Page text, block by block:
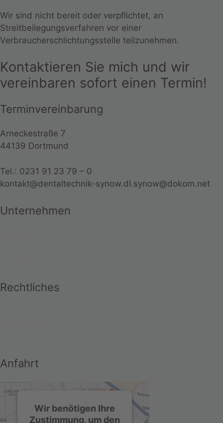
Wir sind nicht bereit oder verpflichtet, an
Streitbeilegungsverfahren vor einer
Verbraucherschlichtungsstelle teilzunehmen.
Kontaktieren Sie mich und wir
vereinbaren sofort einen Termin!
Terminvereinbarung
Arneckestraße 7
44139 Dortmund
Tel.: 0231 91 23 79 – 0
kontakt@dentaltechnik-synow.dl.synow@dokom.net
Unternehmen
Rechtliches
Anfahrt
Wir benötigen Ihre
Zustimmung, um den